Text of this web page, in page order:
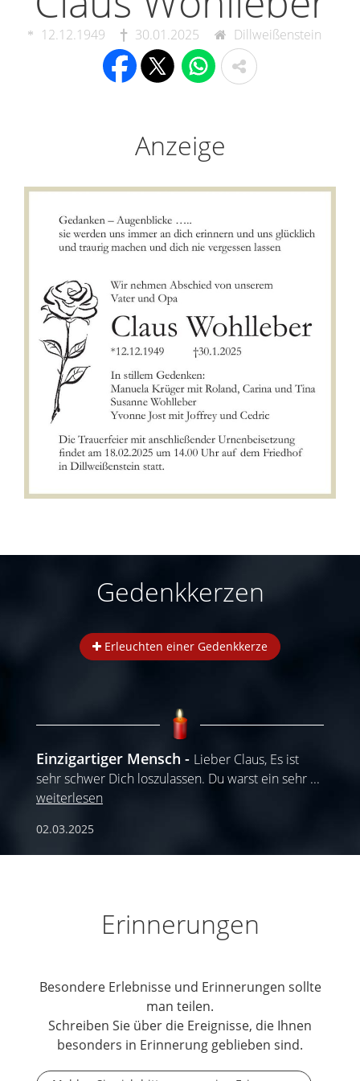
12.12.1949 30.01.2025 Dillweißenstein
Anzeige
Gedenkkerzen
Erleuchten einer Gedenkkerze
Einzigartiger Mensch
Lieber Claus, Es ist
sehr schwer Dich loszulassen. Du warst ein sehr ...
weiterlesen
02.03.2025
Erinnerungen
Besondere Erlebnisse und Erinnerungen sollte
man teilen.
Schreiben Sie über die Ereignisse, die Ihnen
besonders in Erinnerung geblieben sind.